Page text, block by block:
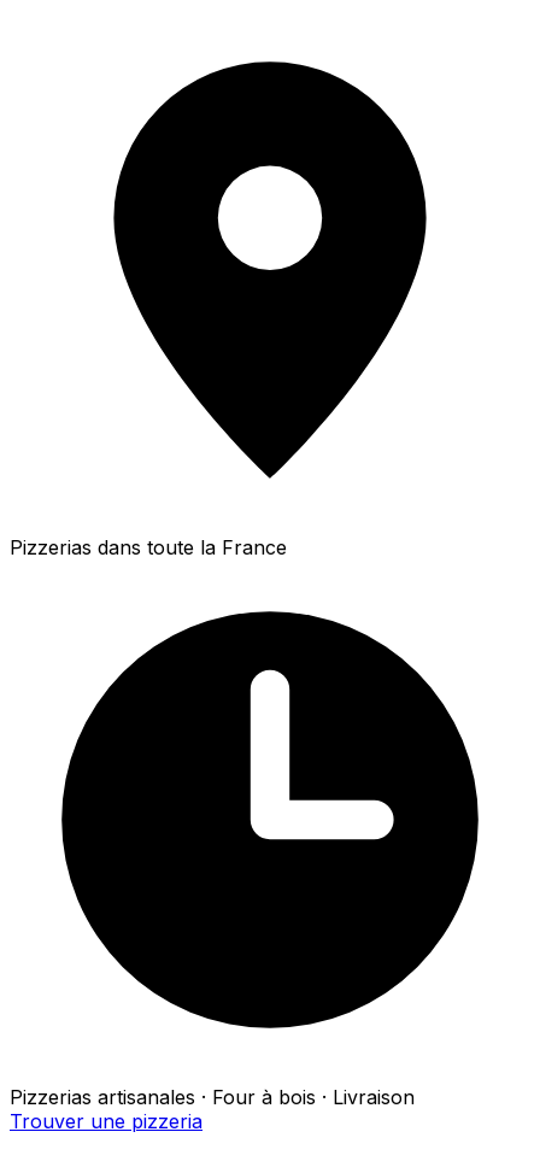
Pizzerias dans toute la France
Pizzerias artisanales · Four à bois · Livraison
Trouver une pizzeria